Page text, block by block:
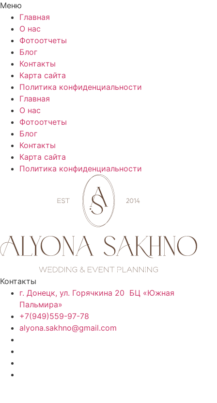
Меню
Главная
О нас
Фотоотчеты
Блог
Контакты
Карта сайта
Политика конфиденциальности
Главная
О нас
Фотоотчеты
Блог
Контакты
Карта сайта
Политика конфиденциальности
Контакты
г. Донецк, ул. Горячкина 20 БЦ «Южная
Пальмира»
+7(949)559-97-78
alyona.sakhno@gmail.com